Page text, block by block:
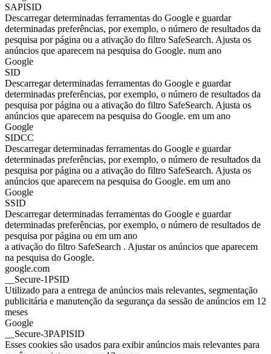
SAPISID
Descarregar determinadas ferramentas do Google e guardar
determinadas preferências, por exemplo, o número de resultados da
pesquisa por página ou a ativação do filtro SafeSearch. Ajusta os
anúncios que aparecem na pesquisa do Google. num ano
Google
SID
Descarregar determinadas ferramentas do Google e guardar
determinadas preferências, por exemplo, o número de resultados da
pesquisa por página ou a ativação do filtro SafeSearch. Ajusta os
anúncios que aparecem na pesquisa do Google. em um ano
Google
SIDCC
Descarregar determinadas ferramentas do Google e guardar
determinadas preferências, por exemplo, o número de resultados da
pesquisa por página ou a ativação do filtro SafeSearch. Ajusta os
anúncios que aparecem na pesquisa do Google. em um ano
Google
SSID
Descarregar determinadas ferramentas do Google e guardar
determinadas preferências, por exemplo, o número de resultados de
pesquisa por página ou em um ano
a ativação do filtro SafeSearch . Ajustar os anúncios que aparecem
na pesquisa do Google.
google.com
__Secure-1PSID
Utilizado para a entrega de anúncios mais relevantes, segmentação
publicitária e manutenção da segurança da sessão de anúncios em 12
meses
Google
__Secure-3PAPISID
Esses cookies são usados para exibir anúncios mais relevantes para